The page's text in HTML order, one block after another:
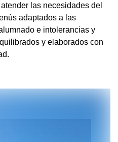
las necesidades del
adaptados a las
e intolerancias y
y elaborados con